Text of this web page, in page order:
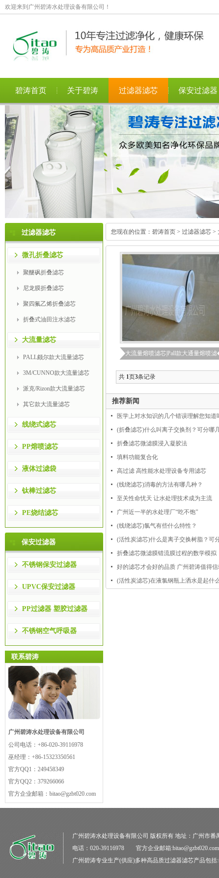
欢迎来到广州碧涛水处理设备有限公司！
碧涛首页 关于碧涛 过滤器滤芯 保安过滤器
过滤器滤芯
微孔折叠滤芯
聚醚砜折叠滤芯
尼龙膜折叠滤芯
聚四氟乙烯折叠滤芯
折叠式油田注水滤芯
大流量滤芯
PALL颇尔款大流量滤芯
3M/CUNNO款大流量滤芯
派克/Rizon款大流量滤芯
其它款大流量滤芯
线绕式滤芯
PP熔喷滤芯
液体过滤袋
钛棒过滤芯
PE烧结滤芯
保安过滤器
不锈钢保安过滤器
UPVC保安过滤器
PP过滤器 塑胶过滤器
不锈钢空气呼吸器
联系碧涛
广州碧涛水处理设备有限公司
公司电话： +86-020-39116978
巫经理： +86-15323350561
官方QQ1： 249458349
官方QQ2： 379266066
官方企业邮箱： bitao@gzbt020.com
您现在的位置： 碧涛首页 > 过滤器滤芯 >
大流量熔喷滤芯|Pall款大通量熔喷滤
共 1页3条记录
推荐新闻
医学上对水知识的几个错误理解您知道
(折叠滤芯)什么叫离子交换剂？可分哪
折叠滤芯微滤膜浸入凝胶法
填料功能复合化
高过滤 高性能水处理设备专用滤芯
(线绕滤芯)消毒的方法有哪几种？
至关性命忧天 让水处理技术成为主流
广州近一半的水处理厂“吃不饱”
(线绕滤芯)氯气有些什么特性？
(活性炭滤芯)什么是离子交换树脂？可
折叠滤芯微滤膜错流膜过程的数学模拟
好的滤芯才会好的品质 广州碧涛值得
(活性炭滤芯)在液氯钢瓶上洒水是起什
广州碧涛水处理设备有限公司版权所有 地址：广州市番
电话：020-39116978 官方企业邮箱
广州碧涛专业生产(供应)多种高品质过滤器滤芯产品包括: